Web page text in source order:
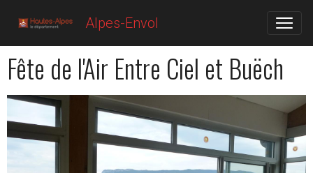
Alpes-Envol
Fête de l'Air Entre Ciel et Buëch